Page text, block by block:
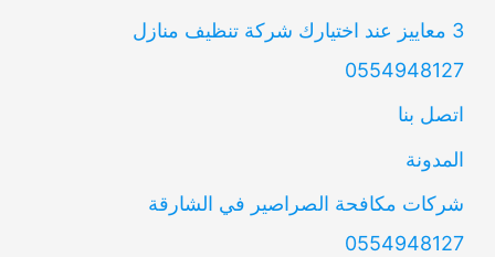
3 معاييز عند اختيارك شركة تنظيف منازل
0554948127
اتصل بنا
المدونة
شركات مكافحة الصراصير في الشارقة
0554948127